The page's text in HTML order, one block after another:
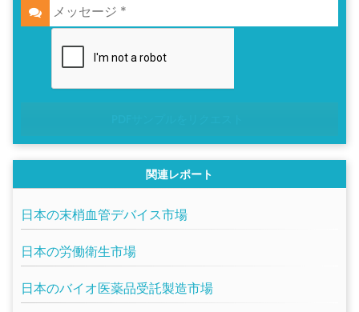
関連レポート
日本の末梢血管デバイス市場
日本の労働衛生市場
日本のバイオ医薬品受託製造市場